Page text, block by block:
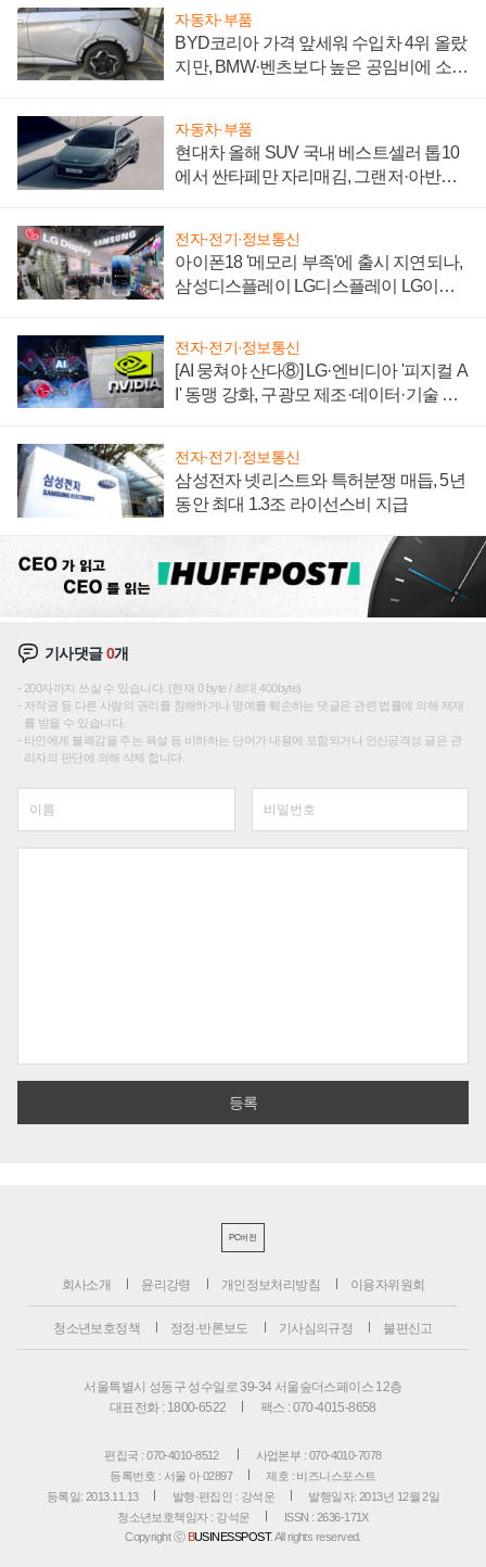
자동차·부품
BYD코리아 가격 앞세워 수입차 4위 올랐
지만, BMW·벤츠보다 높은 공임비에 소비
자동차·부품
현대차 올해 SUV 국내 베스트셀러 톱10
에서 싼타페만 자리매김, 그랜저·아반떼
전자·전기·정보통신
아이폰18 '메모리 부족'에 출시 지연되나,
삼성디스플레이 LG디스플레이 LG이노
전자·전기·정보통신
[AI 뭉쳐야 산다⑧] LG·엔비디아 '피지컬 A
I' 동맹 강화, 구광모 제조·데이터·기술 결
전자·전기·정보통신
삼성전자 넷리스트와 특허분쟁 매듭, 5년
동안 최대 1.3조 라이선스비 지급
기사댓글0개
200자까지 쓰실 수 있습니다. (현재 0 byte / 최대 400byte)
저작권 등 다른 사람의 권리를 침해하거나 명예를 훼손하는 댓글은 관련 법률에 의해 제재
를 받을 수 있습니다.
타인에게 불쾌감을 주는 욕설 등 비하하는 단어가 내용에 포함되거나 인신공격성 글은 관
리자의 판단에 의해 삭제 합니다.
PC버전
회사소개 윤리강령 개인정보처리방침 이용자위원회
청소년보호정책 정정·반론보도 기사심의규정 불편신고
서울특별시 성동구 성수일로 39-34 서울숲더스페이스 12층
대표전화 : 1800-6522
팩스 : 070-4015-8658
편집국 : 070-4010-8512
사업본부 : 070-4010-7078
등록번호 : 서울 아 02897
제호 : 비즈니스포스트
등록일: 2013.11.13
발행·편집인 : 강석운
발행일자: 2013년 12월 2일
청소년보호책임자 : 강석운
ISSN : 2636-171X
Copyright ⓒ BUSINESSPOST. All rights reserved.